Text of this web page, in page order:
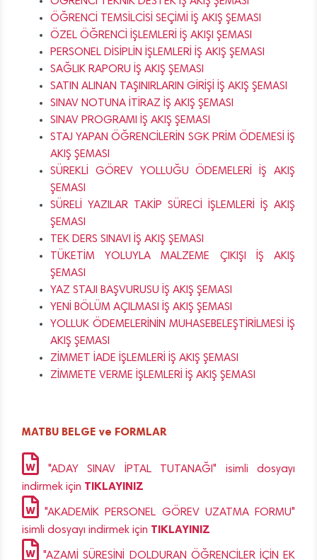
ÖĞRENCİ TEMSİLCİSİ SEÇİMİ İŞ AKIŞ ŞEMASI
ÖZEL ÖĞRENCİ İŞLEMLERİ İŞ AKIŞI ŞEMASI
PERSONEL DİSİPLİN İŞLEMLERİ İŞ AKIŞ ŞEMASI
SAĞLIK RAPORU İŞ AKIŞ ŞEMASI
SATIN ALINAN TAŞINIRLARIN GİRİŞİ İŞ AKIŞ ŞEMASI
SINAV NOTUNA İTİRAZ İŞ AKIŞ ŞEMASI
SINAV PROGRAMI İŞ AKIŞ ŞEMASI
STAJ YAPAN ÖĞRENCİLERİN SGK PRİM ÖDEMESİ İŞ
AKIŞ ŞEMASI
SÜREKLİ GÖREV YOLLUĞU ÖDEMELERİ İŞ AKIŞ
ŞEMASI
SÜRELİ YAZILAR TAKİP SÜRECİ İŞLEMLERİ İŞ AKIŞ
ŞEMASI
TEK DERS SINAVI İŞ AKIŞ ŞEMASI
TÜKETİM YOLUYLA MALZEME ÇIKIŞI İŞ AKIŞ
ŞEMASI
YAZ STAJI BAŞVURUSU İŞ AKIŞ ŞEMASI
YENİ BÖLÜM AÇILMASI İŞ AKIŞ ŞEMASI
YOLLUK ÖDEMELERİNİN MUHASEBELEŞTİRİLMESİ İŞ
AKIŞ ŞEMASI
ZİMMET İADE İŞLEMLERİ İŞ AKIŞ ŞEMASI
ZİMMETE VERME İŞLEMLERİ İŞ AKIŞ ŞEMASI
MATBU BELGE ve FORMLAR
"ADAY SINAV İPTAL TUTANAĞI" isimli dosyayı
indirmek için TIKLAYINIZ
"AKADEMİK PERSONEL GÖREV UZATMA FORMU"
isimli dosyayı indirmek için TIKLAYINIZ
"AZAMİ SÜRESİNİ DOLDURAN ÖĞRENCİLER İÇİN EK